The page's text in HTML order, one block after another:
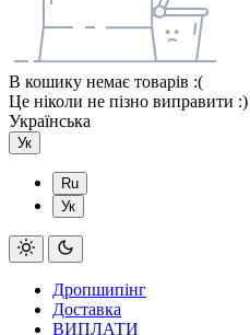
В кошику немає товарів :(
Це ніколи не пізно виправити :)
Українська
Ук
Ru
Ук
Дропшипінг
Доставка
ВИПЛАТИ